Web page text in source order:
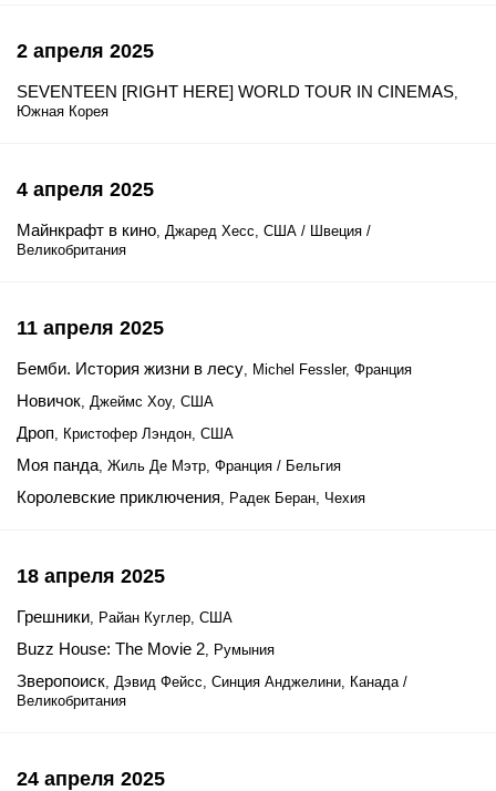
2 апреля 2025
SEVENTEEN [RIGHT HERE] WORLD TOUR IN CINEMAS,
Южная Корея
4 апреля 2025
Майнкрафт в кино, Джаред Хесс, США / Швеция /
Великобритания
11 апреля 2025
Бемби. История жизни в лесу, Michel Fessler, Франция
Новичок, Джеймс Хоу, США
Дроп, Кристофер Лэндон, США
Моя панда, Жиль Де Мэтр, Франция / Бельгия
Королевские приключения, Радек Беран, Чехия
18 апреля 2025
Грешники, Райан Куглер, США
Buzz House: The Movie 2, Румыния
Зверопоиск, Дэвид Фейсс, Синция Анджелини, Канада /
Великобритания
24 апреля 2025